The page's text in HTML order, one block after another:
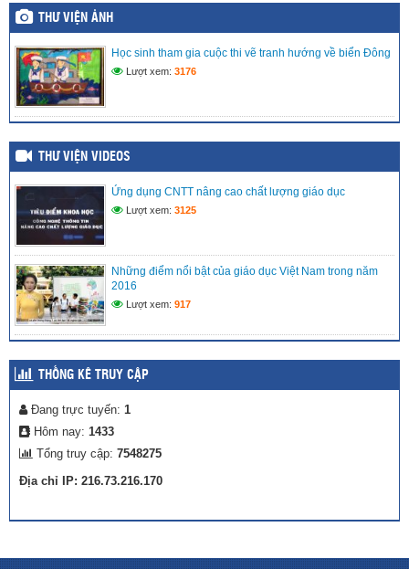
RA MẮT CÂU LẠC BỘ VĂN NGHỆ – ƯƠM MẦM TÀI NĂNG
(15/05/2026)
LIÊN ĐỘI TRƯỜNG TIỂU HỌC VĨNH PHONG 3 TRAO TẶNG
QUÀ HỖ TRỢ CHO THIẾU NHI CÓ HOÀN CẢNH KHÓ
KHĂN
MÔ HÌNH TRẢI NGHIỆM SÁNG TẠO: “CHẮP CÁNH TÀI
NĂNG NHÍ TRÊN NỀN TẢNG SỐ” TẠI LIÊN ĐỘI TIỂU HỌC
VĨNH PHONG 3 NĂM 2025 – 2026
(27/04/2026)
THƯ VIỆN ẢNH
Học sinh tham gia cuộc thi vẽ tranh hướng về biển Đông
Lượt xem: 3176
THƯ VIỆN VIDEOS
Ứng dụng CNTT nâng cao chất lượng giáo dục
Lượt xem: 3125
Những điểm nổi bật của giáo dục Việt Nam trong năm
2016
Lượt xem: 917
THỐNG KÊ TRUY CẬP
Đang trực tuyến: 1
Hôm nay: 1433
Tổng truy cập: 7548275
Địa chỉ IP: 216.73.216.170